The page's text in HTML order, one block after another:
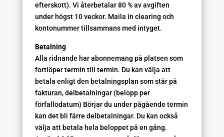
efterskott). Vi återbetalar 80 % av avgiften
under högst 10 veckor. Maila in clearing och
kontonummer tillsammans med intyget.
Betalning
Alla ridnande har abonnemang på platsen som
fortlöper termin till termin. Du kan välja att
betala enligt den betalningsplan som står på
fakturan, delbetalningar (belopp per
förfallodatum) Börjar du under pågående termin
kan det bli färre delbetalningar. Du kan också
välja att betala hela beloppet på en gång.